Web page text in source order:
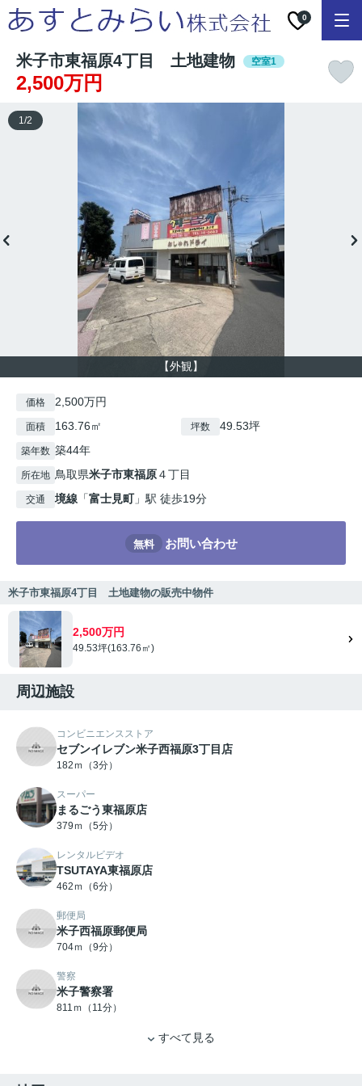
0
米子市東福原4丁目 土地建物 空室1
2,500万円
【外観】
1/2
価格 2,500万円
面積 163.76㎡ 坪数 49.53坪
築年数 築44年
所在地 鳥取県米子市東福原４丁目
交通 境線 「富士見町」駅 徒歩19分
無料 お問い合わせ
米子市東福原4丁目 土地建物の販売中物件
2,500万円
49.53坪(163.76㎡)
周辺施設
コンビニエンスストア
セブンイレブン米子西福原3丁目店
182ｍ（3分）
スーパー
まるごう東福原店
379ｍ（5分）
レンタルビデオ
TSUTAYA東福原店
462ｍ（6分）
郵便局
米子西福原郵便局
704ｍ（9分）
警察
米子警察署
811ｍ（11分）
すべて見る